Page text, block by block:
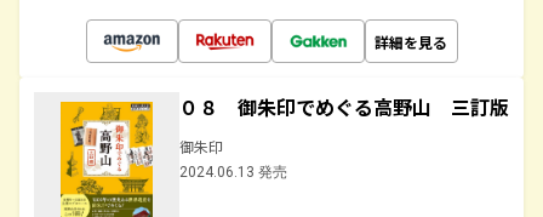
詳細を見る
０８ 御朱印でめぐる高野山 三訂版
御朱印
2024.06.13 発売